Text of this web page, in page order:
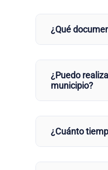
¿Qué
¿Puedo
municipio?
¿Cuánto